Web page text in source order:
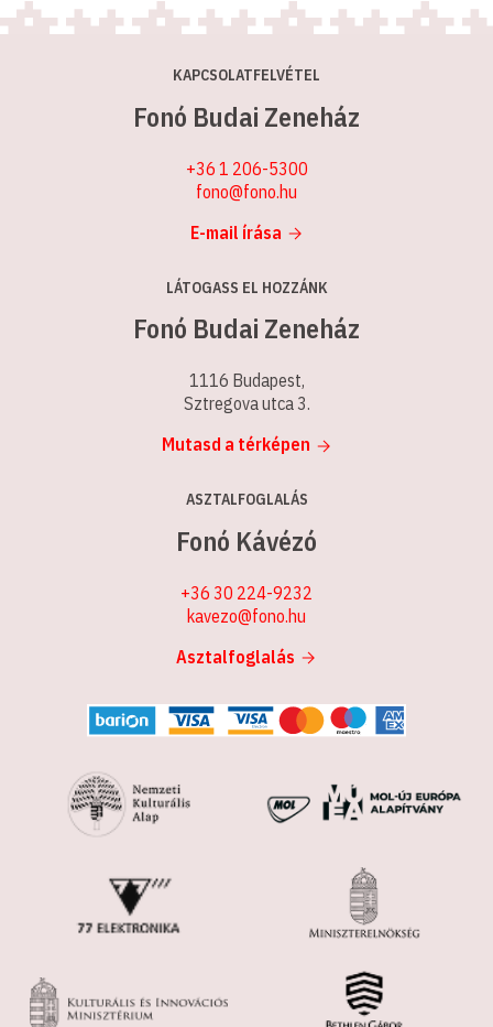
KAPCSOLATFELVÉTEL
Fonó Budai Zeneház
+36 1 206-5300
fono@fono.hu
E-mail írása
LÁTOGASS EL HOZZÁNK
Fonó Budai Zeneház
1116 Budapest,
Sztregova utca 3.
Mutasd a térképen
ASZTALFOGLALÁS
Fonó Kávézó
+36 30 224-9232
kavezo@fono.hu
Asztalfoglalás